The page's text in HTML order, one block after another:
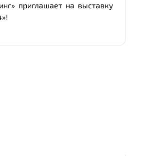
приглашает на выставку